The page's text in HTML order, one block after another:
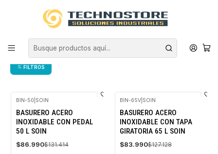
Inicio
BASUREROS ACERO INOXIDABLE
BASUREROS ACERO INOXIDABLE
FILTROS
-34%
OFF
BIN-50 SOIN
BASURERO ACERO
INOXIDABLE CON PEDAL
50 L SOIN
$86.990$131.414
-34%
OFF
BIN-65V SOIN
BASURERO ACERO
INOXIDABLE CON TAPA
GIRATORIA 65 L SOIN
$83.990$127.128